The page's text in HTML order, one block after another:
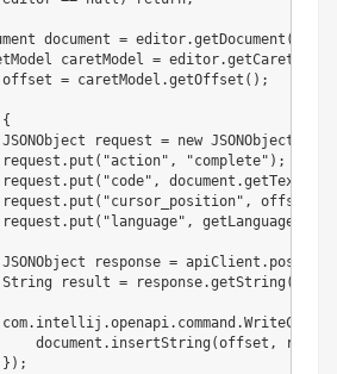
document = editor.getDocument (
caretModel = editor.getCaretModel
offset = caretModel .getOffset ( ) ;
{
JSONObject request = new JSONObject
. put ( "action" , "complete" ) ;
. put ( "code" , document .getText
. put ( "cursor_position" , offset
. put ( "language" , getLanguage
JSONObject response = apiClient . post
String result = response.getString (
com. intellij .openapi. command .
document
. insertString (offset , result
} ) ;